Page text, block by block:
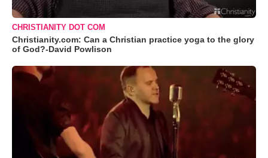
CHRISTIANITY DOT COM
Christianity.com: Can a Christian practice yoga to the glory
of God?-David Powlison